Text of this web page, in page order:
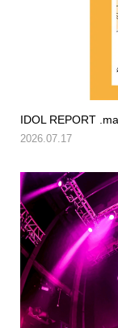
IDOL REPORT
2026.07.17